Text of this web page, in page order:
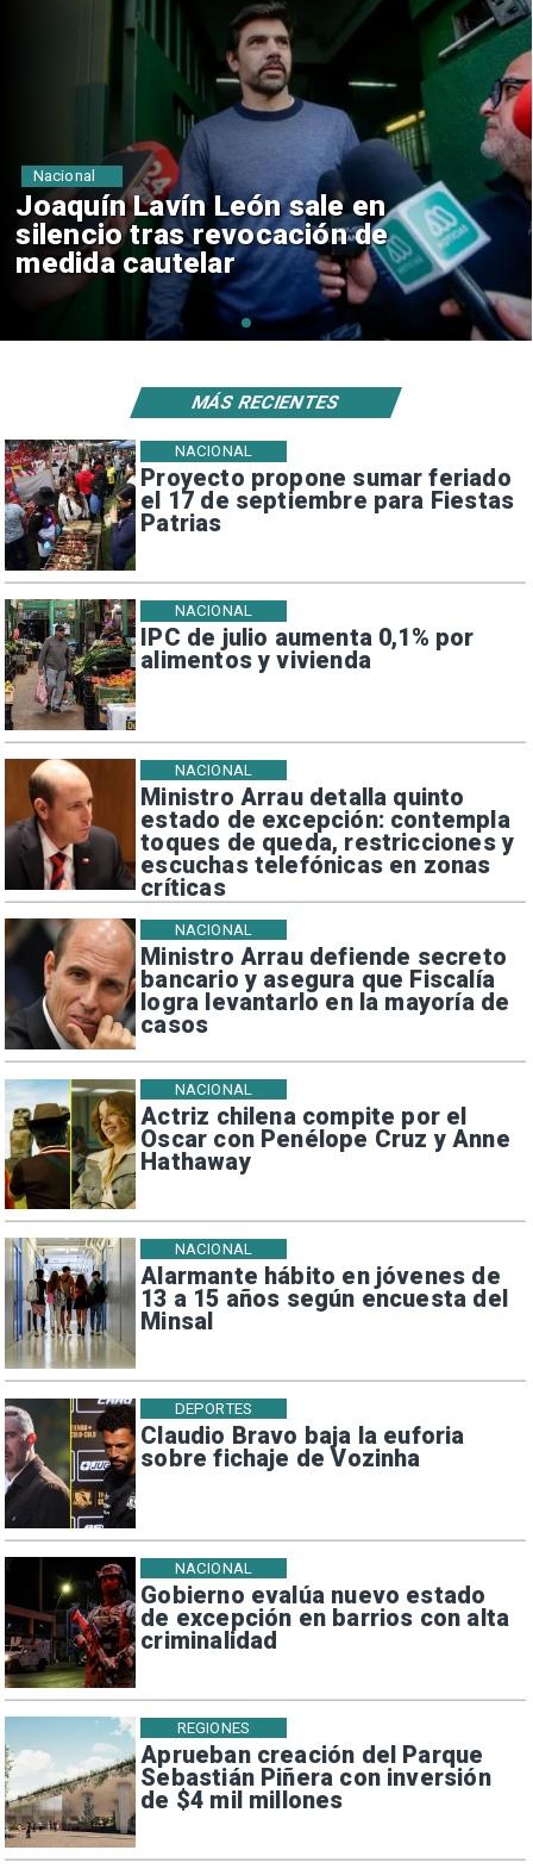
Chile y Venezuela formalizan
reinicio de relaciones
consulares
Nacional
Proyecto propone sumar feriado
el 17 de septiembre para Fiestas
Patrias
NACIONAL
IPC de julio aumenta 0,1% por
alimentos y vivienda
NACIONAL
Ministro Arrau detalla quinto
estado de excepción: contempla
toques de queda, restricciones y
escuchas telefónicas en zonas
críticas
NACIONAL
Ministro Arrau defiende secreto
bancario y asegura que Fiscalía
logra levantarlo en la mayoría de
casos
NACIONAL
Actriz chilena compite por el
Oscar con Penélope Cruz y Anne
Hathaway
NACIONAL
Alarmante hábito en jóvenes de
13 a 15 años según encuesta del
Minsal
NACIONAL
Claudio Bravo baja la euforia
sobre fichaje de Vozinha
DEPORTES
Gobierno evalúa nuevo estado
de excepción en barrios con alta
criminalidad
NACIONAL
Aprueban creación del Parque
Sebastián Piñera con inversión
de $4 mil millones
REGIONES
MÁS RECIENTES